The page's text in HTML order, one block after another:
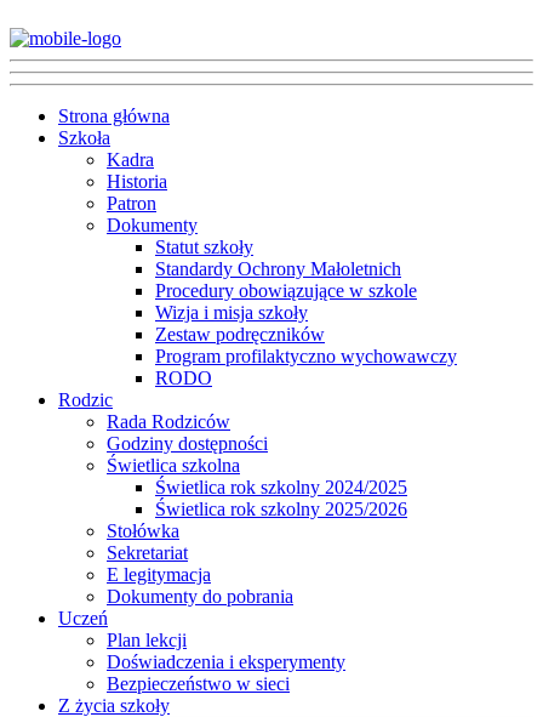
Strona główna
Szkoła
Kadra
Historia
Patron
Dokumenty
Statut szkoły
Standardy Ochrony Małoletnich
Procedury obowiązujące w szkole
Wizja i misja szkoły
Zestaw podręczników
Program profilaktyczno wychowawczy
RODO
Rodzic
Rada Rodziców
Godziny dostępności
Świetlica szkolna
Świetlica rok szkolny 2024/2025
Świetlica rok szkolny 2025/2026
Stołówka
Sekretariat
E legitymacja
Dokumenty do pobrania
Uczeń
Plan lekcji
Doświadczenia i eksperymenty
Bezpieczeństwo w sieci
Z życia szkoły